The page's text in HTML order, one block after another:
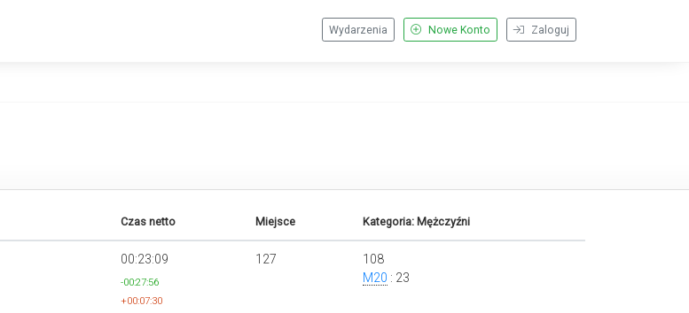
Zaloguj
Nowe Konto
Wydarzenia
Czas netto Miejsce Kategoria: Mężczyźni
00:23:09
-00:27:56
+00:07:30
127
108
M20 : 23